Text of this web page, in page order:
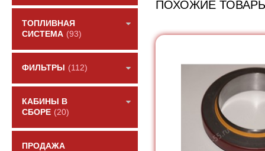
ТОПЛИВНАЯ
СИСТЕМА (93)
ФИЛЬТРЫ (112)
КАБИНЫ В
СБОРЕ (20)
ПРОДАЖА
ПОХОЖИЕ